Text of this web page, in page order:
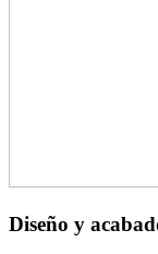
Diseño y